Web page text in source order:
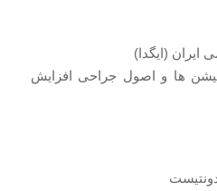
ایران (ایگدا)
ها و اصول جراحی افزایش